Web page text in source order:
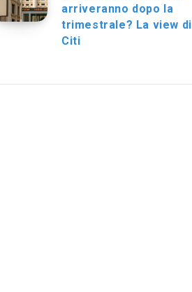
arriveranno dopo la
trimestrale? La view di
Citi